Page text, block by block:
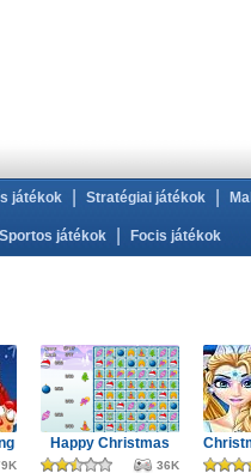
játékok Stratégiai játékok
Sportos játékok Focis játékok
Happy Christmas
36K